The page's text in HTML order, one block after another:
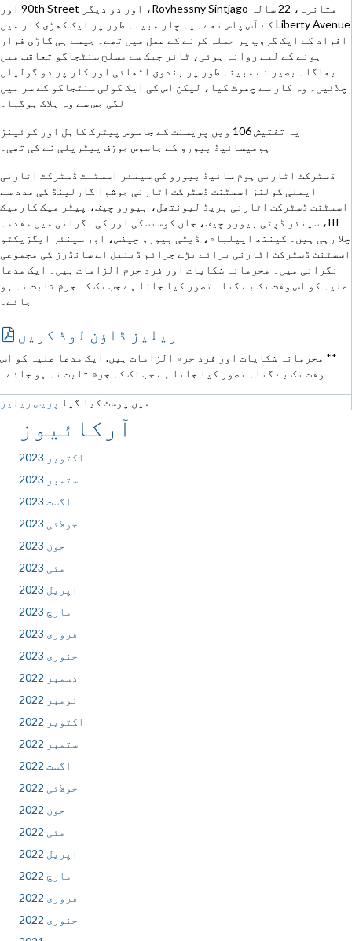
متاثرہ، 22 سالہ Royhessny Sintjago، اور دو دیگر 90th Street اور
Liberty Avenue کے آس پاس تھے۔ یہ چار مبینہ طور پر ایک کھڑی کار میں
افراد کے ایک گروپ پر حملہ کرنے کے عمل میں تھے۔ جیسے ہی گاڑی فرار
ہونے کے لیے روانہ ہوئی، ٹائر جیک سے مسلح سنٹجاگو تعاقب میں
بھاگا۔ بصیر نے مبینہ طور پر بندوق اٹھائی اور کار پر دو گولیاں
چلائیں۔ وہ کار سے چھوٹ گیا، لیکن اس کی ایک گولی سنٹجاگو کے سر میں
لگی جس سے وہ ہلاک ہوگیا۔
یہ تفتیش 106 ویں پریسنٹ کے جاسوس پیٹرک کاہل اور کوئینز
ہومیسائیڈ بیورو کے جاسوس جوزف پیٹریلی نے کی تھی۔
ڈسٹرکٹ اٹارنی ہوم سائیڈ بیورو کی سینئر اسسٹنٹ ڈسٹرکٹ اٹارنی
ایملی کولنز اسسٹنٹ ڈسٹرکٹ اٹارنی جوشوا گارلینڈ کی مدد سے
اسسٹنٹ ڈسٹرکٹ اٹارنی بریڈ لیونتھل، بیورو چیف، پیٹر میک کارمیک
III، سینئر ڈپٹی بیورو چیف، جان کوسنسکی اور کی نگرانی میں مقدمہ
چلا رہی ہیں۔ کینتھ ایپلبام، ڈپٹی بیورو چیفس، اور سینئر ایگزیکٹو
اسسٹنٹ ڈسٹرکٹ اٹارنی برائے بڑے جرائم ڈینیل اے سانڈرز کی مجموعی
نگرانی میں۔ مجرمانہ شکایات اور فرد جرم الزامات ہیں۔ ایک مدعا
علیہ کو اس وقت تک بے گناہ تصور کیا جاتا ہے جب تک کہ جرم ثابت نہ ہو
جائے۔
ریلیز ڈاؤن لوڈ کریں
** مجرمانہ شکایات اور فرد جرم الزامات ہیں. ایک مدعا علیہ کو اس
وقت تک بے گناہ تصور کیا جاتا ہے جب تک کہ جرم ثابت نہ ہو جائے۔
میں پوسٹ کیا گیا پریس ریلیز
آرکائیوز
اکتوبر 2023
ستمبر 2023
اگست 2023
جولائی 2023
جون 2023
مئی 2023
اپریل 2023
مارچ 2023
فروری 2023
جنوری 2023
دسمبر 2022
نومبر 2022
اکتوبر 2022
ستمبر 2022
اگست 2022
جولائی 2022
جون 2022
مئی 2022
اپریل 2022
مارچ 2022
فروری 2022
جنوری 2022